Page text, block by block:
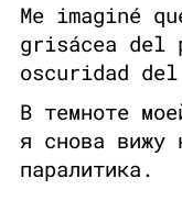
Me imaginé
grisácea
oscuridad
В темноте
я снова вижу
паралитика.